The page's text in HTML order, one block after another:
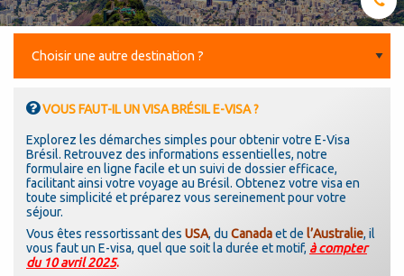
VOUS FAUT-IL UN VISA BRÉSIL E-VISA ?
Explorez les démarches simples pour obtenir votre E-Visa
Brésil. Retrouvez des informations essentielles, notre
formulaire en ligne facile et un suivi de dossier efficace,
facilitant ainsi votre voyage au Brésil. Obtenez votre visa en
toute simplicité et préparez vous sereinement pour votre
séjour.
Vous êtes ressortissant des USA, du Canadaet de l’Australie, il
vous faut un E-visa, quel que soit la durée et motif, à compter
du 10 avril 2025.